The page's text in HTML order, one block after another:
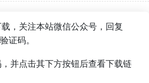
，关注本站微信公众号，回复
证码。
并点击其下方按钮后查看下载链